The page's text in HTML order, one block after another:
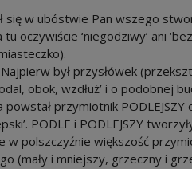
się w ubóstwie Pan wszego
oczywiście ‘niegodziwy’ ani
był przysłówek
obok, wzdłuż’ i o podobnej
przymiotnik PODLEJSZY
PODLE i PODLEJSZY
w polszczyźnie większość
(mały i mniejszy, grzeczny i